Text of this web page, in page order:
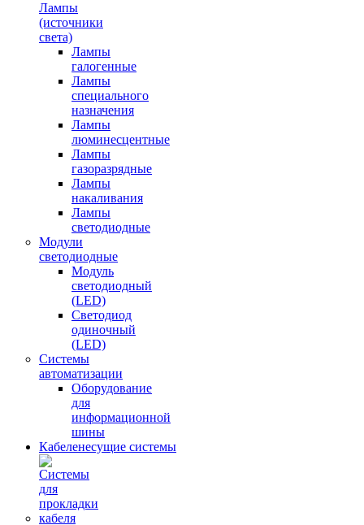
Лампы
(источники
света)
Лампы
галогенные
Лампы
специального
назначения
Лампы
люминесцентные
Лампы
газоразрядные
Лампы
накаливания
Лампы
светодиодные
Модули
светодиодные
Модуль
светодиодный
(LED)
Светодиод
одиночный
(LED)
Системы
автоматизации
Оборудование
для
информационной
шины
Кабеленесущие системы